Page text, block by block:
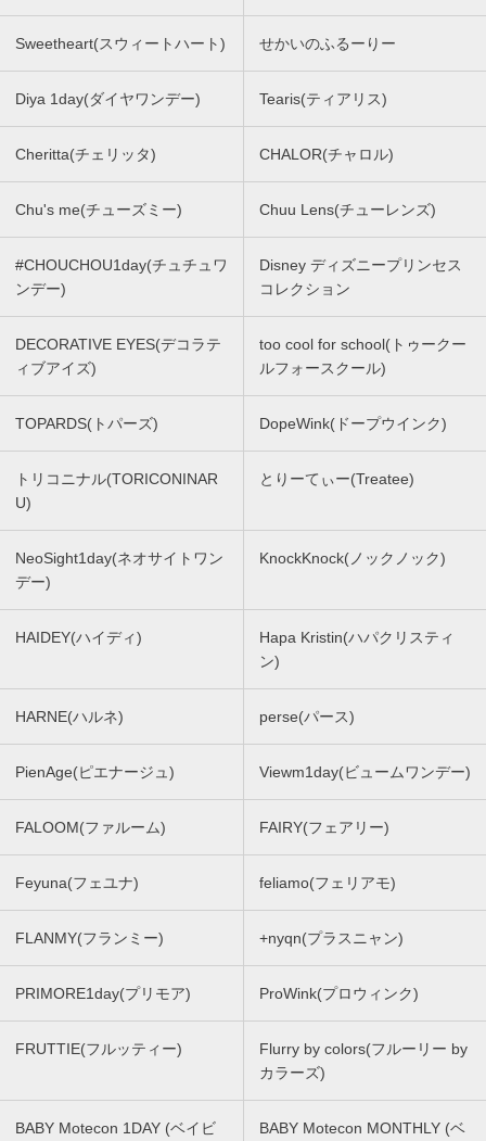
Sweetheart(スウィートハート) せかいのふるーりー
Diya 1day(ダイヤワンデー) Tearis(ティアリス)
Cheritta(チェリッタ) CHALOR(チャロル)
Chu's me(チューズミー) Chuu Lens(チューレンズ)
#CHOUCHOU1day(チュチュワ
ンデー)
Disney ディズニープリンセス
コレクション
DECORATIVE EYES(デコラテ
ィブアイズ)
too cool for school(トゥークー
ルフォースクール)
TOPARDS(トパーズ) DopeWink(ドープウインク)
トリコニナル(TORICONINAR
U)
とりーてぃー(Treatee)
NeoSight1day(ネオサイトワン
デー)
KnockKnock(ノックノック)
HAIDEY(ハイディ)
Hapa Kristin(ハパクリスティ
ン)
HARNE(ハルネ) perse(パース)
PienAge(ピエナージュ) Viewm1day(ビュームワンデー)
FALOOM(ファルーム) FAIRY(フェアリー)
Feyuna(フェユナ) feliamo(フェリアモ)
FLANMY(フランミー) +nyqn(プラスニャン)
PRIMORE1day(プリモア) ProWink(プロウィンク)
FRUTTIE(フルッティー)
Flurry by colors(フルーリー by
カラーズ)
BABY Motecon 1DAY (ベイビ
BABY Motecon MONTHLY (ベ